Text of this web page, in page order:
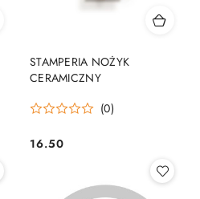
STAMPERIA NOŻYK
CERAMICZNY
(0)
Cena:
16.50